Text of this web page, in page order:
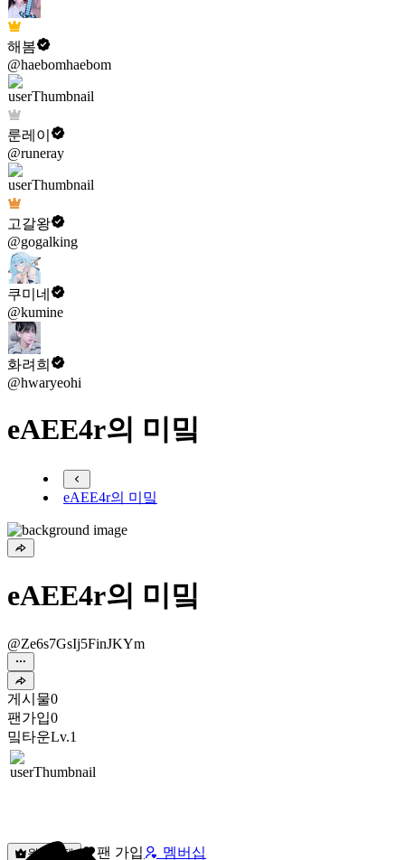
해봄
@haebomhaebom
룬레이
@runeray
고갈왕
@gogalking
쿠미네
@kumine
화려희
@hwaryeohi
eAEE4r의 미밐
eAEE4r의 미밐
eAEE4r의 미밐
@Ze6s7GsIj5FinJKYm
게시물0
팬가입0
밐타운Lv.1
원픽선택 팬 가입 멤버십